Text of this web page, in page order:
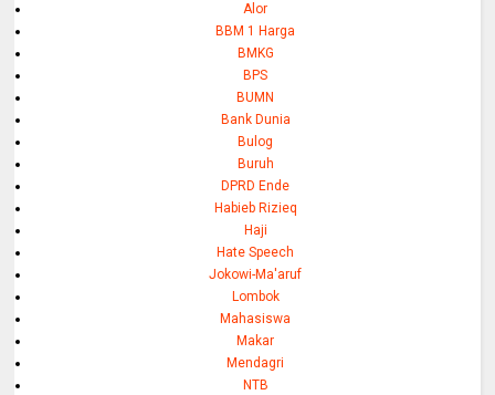
Alor
BBM 1 Harga
BMKG
BPS
BUMN
Bank Dunia
Bulog
Buruh
DPRD Ende
Habieb Rizieq
Haji
Hate Speech
Jokowi-Ma'aruf
Lombok
Mahasiswa
Makar
Mendagri
NTB